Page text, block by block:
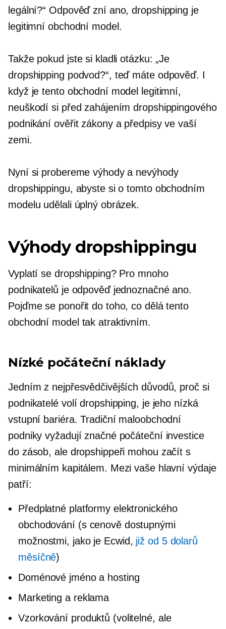
legální?“ Odpověď zní ano, dropshipping je
legitimní obchodní model.
Takže pokud jste si kladli otázku: „Je
dropshipping podvod?“, teď máte odpověď. I
když je tento obchodní model legitimní,
neuškodí si před zahájením dropshippingového
podnikání ověřit zákony a předpisy ve vaší
zemi.
Nyní si probereme výhody a nevýhody
dropshippingu, abyste si o tomto obchodním
modelu udělali úplný obrázek.
Výhody dropshippingu
Vyplatí se dropshipping? Pro mnoho
podnikatelů je odpověď jednoznačné ano.
Pojďme se ponořit do toho, co dělá tento
obchodní model tak atraktivním.
Nízké počáteční náklady
Jedním z nejpřesvědčivějších důvodů, proč si
podnikatelé volí dropshipping, je jeho nízká
vstupní bariéra. Tradiční maloobchodní
podniky vyžadují značné počáteční investice
do zásob, ale dropshippeři mohou začít s
minimálním kapitálem. Mezi vaše hlavní výdaje
patří:
Předplatné platformy elektronického
obchodování (s cenově dostupnými
možnostmi, jako je Ecwid, již od 5 dolarů
měsíčně)
Doménové jméno a hosting
Marketing a reklama
Vzorkování produktů (volitelné, ale